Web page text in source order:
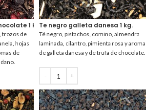
1 kg.
trozos de
hojas
de
Te negro galleta danesa 1 kg.
Té negro, pistachos, comino, almendra
laminada, cilantro, pimienta rosa y aroma
de galleta danesa y de trufa de chocolate.